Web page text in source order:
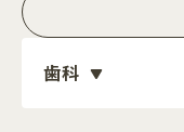
歯科